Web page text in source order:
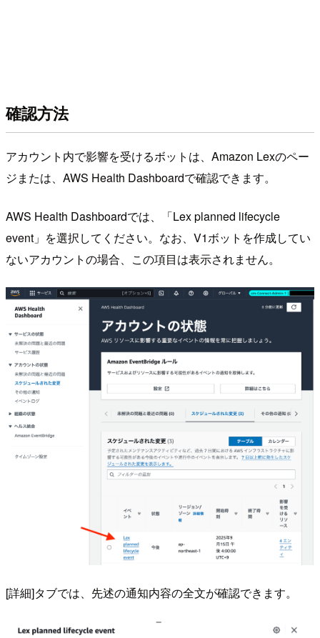
確認方法
アカウント内で影響を受けるボットは、Amazon Lexのペー
ジまたは、AWS Health Dashboardで確認できます。
AWS Health Dashboardでは、「Lex planned lifecycle
event」を選択してください。なお、V1ボットを作成してい
ないアカウントの場合、この項目は表示されません。
[詳細]タブでは、先述の通知内容の全文が確認できます。